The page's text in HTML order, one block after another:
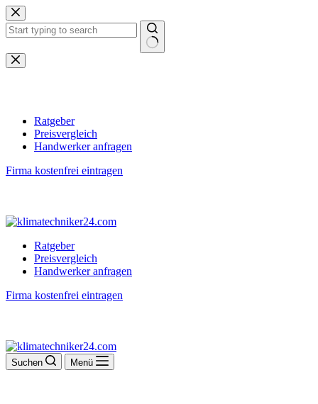
Zum
Inhalt
springen
Keine
Ergebnisse
Ratgeber
Preisvergleich
Handwerker anfragen
Firma kostenfrei eintragen
Ratgeber
Preisvergleich
Handwerker anfragen
Firma kostenfrei eintragen
Suchen Menü